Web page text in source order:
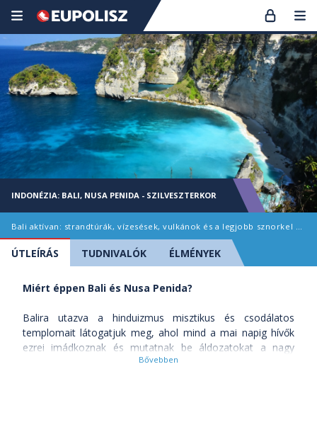
INDONÉZIA: BALI, NUSA PENIDA - SZILVESZTERKOR
Bali aktívan: strandtúrák, vízesések, vulkánok és a legjobb sznorkel helyek!
ÚTLEÍRÁS TUDNIVALÓK ÉLMÉNYEK
Miért éppen Bali és Nusa Penida?
Balira utazva a hinduizmus misztikus és csodálatos
templomait látogatjuk meg, ahol mind a mai napig hívők
ezrei imádkoznak és mutatnak be áldozatokat a nagy
főisteneknek, Brahmanak, Visnunak és Sívának. Persze, a